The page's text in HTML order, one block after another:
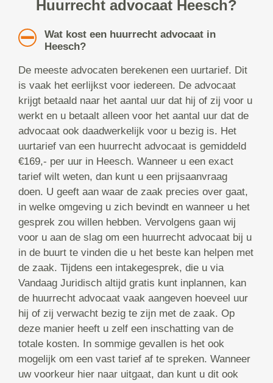
Huurrecht advocaat Heesch?
Wat kost een huurrecht advocaat in
Heesch?
De meeste advocaten berekenen een uurtarief. Dit
is vaak het eerlijkst voor iedereen. De advocaat
krijgt betaald naar het aantal uur dat hij of zij voor u
werkt en u betaalt alleen voor het aantal uur dat de
advocaat ook daadwerkelijk voor u bezig is. Het
uurtarief van een huurrecht advocaat is gemiddeld
€169,- per uur in Heesch. Wanneer u een exact
tarief wilt weten, dan kunt u een prijsaanvraag
doen. U geeft aan waar de zaak precies over gaat,
in welke omgeving u zich bevindt en wanneer u het
gesprek zou willen hebben. Vervolgens gaan wij
voor u aan de slag om een huurrecht advocaat bij u
in de buurt te vinden die u het beste kan helpen met
de zaak. Tijdens een intakegesprek, die u via
Vandaag Juridisch altijd gratis kunt inplannen, kan
de huurrecht advocaat vaak aangeven hoeveel uur
hij of zij verwacht bezig te zijn met de zaak. Op
deze manier heeft u zelf een inschatting van de
totale kosten. In sommige gevallen is het ook
mogelijk om een vast tarief af te spreken. Wanneer
uw voorkeur hier naar uitgaat, dan kunt u dit ook